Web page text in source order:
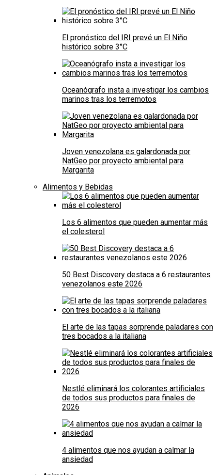
El pronóstico del IRI prevé un El Niño
histórico sobre 3°C
Oceanógrafo insta a investigar los cambios
marinos tras los terremotos
Joven venezolana es galardonada por
NatGeo por proyecto ambiental para
Margarita
Alimentos y Bebidas
Los 6 alimentos que pueden aumentar más
el colesterol
50 Best Discovery destaca a 6 restaurantes
venezolanos este 2026
El arte de las tapas sorprende paladares con
tres bocados a la italiana
Nestlé eliminará los colorantes artificiales
de todos sus productos para finales de
2026
4 alimentos que nos ayudan a calmar la
ansiedad